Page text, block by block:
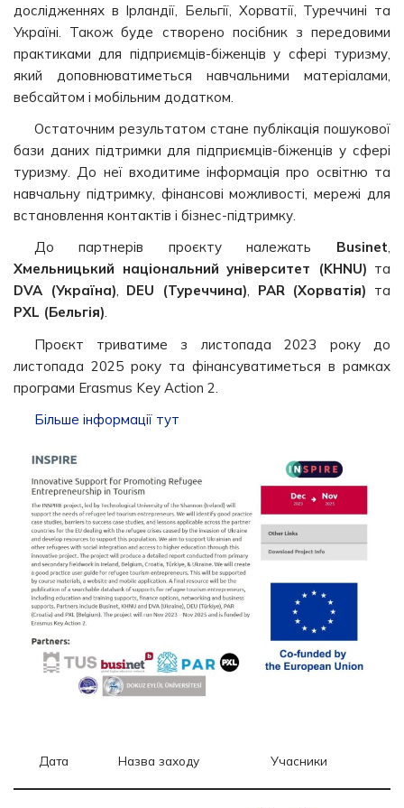
дослідженнях в Ірландії, Бельгії, Хорватії, Туреччині та
Україні. Також буде створено посібник з передовими
практиками для підприємців-біженців у сфері туризму,
який доповнюватиметься навчальними матеріалами,
вебсайтом і мобільним додатком.
Остаточним результатом стане публікація пошукової
бази даних підтримки для підприємців-біженців у сфері
туризму. До неї входитиме інформація про освітню та
навчальну підтримку, фінансові можливості, мережі для
встановлення контактів і бізнес-підтримку.
До партнерів проєкту належать Businet,
Хмельницький національний університет (KHNU) та
DVA (Україна), DEU (Туреччина), PAR (Хорватія) та
PXL (Бельгія).
Проєкт триватиме з листопада 2023 року до
листопада 2025 року та фінансуватиметься в рамках
програми Erasmus Key Action 2.
Більше інформації тут
Дата Назва заходу Учасники